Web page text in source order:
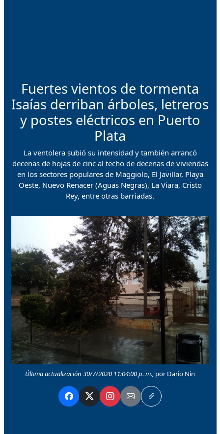
Fuertes vientos de tormenta
Isaías derriban árboles, letreros
y postes eléctricos en Puerto
Plata
La ventolera subió su intensidad y también arrancó
decenas de hojas de cinc al techo de decenas de viviendas
en los sectores populares de Maggiolo, El Javillar, Playa
Oeste, Nuevo Renacer (Aguas Negras), La Viara, Cristo
Rey, entre otras barriadas.
Última actualización 30/7/2020 11:04:00 p. m., por Dario Nin